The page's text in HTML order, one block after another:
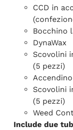
CCD in
Bocchino
DynaWax
Scovolini
(5 pezzi)
Scovolini
(5 pezzi)
Weed
Include due